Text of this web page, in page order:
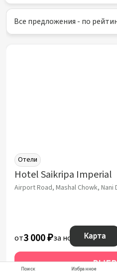
Все предложения - по
Отели
Hotel Saikripa Imperial
Airport Road, Mashal Chowk, Nani
от3 000 ₽за ночь Карта
Поиск Избранное